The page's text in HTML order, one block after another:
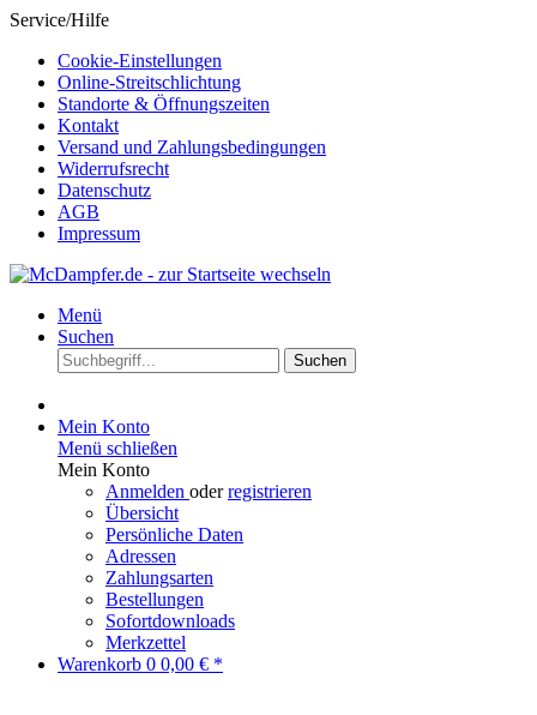
Service/Hilfe
Cookie-Einstellungen
Online-Streitschlichtung
Standorte & Öffnungszeiten
Kontakt
Versand und Zahlungsbedingungen
Widerrufsrecht
Datenschutz
AGB
Impressum
Menü
Suchen
Suchen
Mein Konto
Menü schließen
Mein Konto
Anmelden oderregistrieren
Übersicht
Persönliche Daten
Adressen
Zahlungsarten
Bestellungen
Sofortdownloads
Merkzettel
Warenkorb 0 0,00 € *